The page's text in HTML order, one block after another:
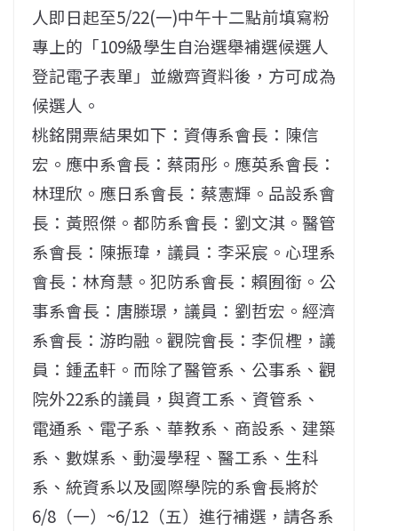
人即日起至5/22(一)中午十二點前填寫粉
專上的「109級學生自治選舉補選候選人
登記電子表單」並繳齊資料後，方可成為
候選人。
桃銘開票結果如下：資傳系會長：陳信
宏。應中系會長：蔡雨彤。應英系會長：
林理欣。應日系會長：蔡憲輝。品設系會
長：黃照傑。都防系會長：劉文淇。醫管
系會長：陳振瑋，議員：李采宸。心理系
會長：林育慧。犯防系會長：賴囿銜。公
事系會長：唐滕璟，議員：劉哲宏。經濟
系會長：游昀融。觀院會長：李侃檉，議
員：鍾孟軒。而除了醫管系、公事系、觀
院外22系的議員，與資工系、資管系、
電通系、電子系、華教系、商設系、建築
系、數媒系、動漫學程、醫工系、生科
系、統資系以及國際學院的系會長將於
6/8（一）~6/12（五）進行補選，請各系